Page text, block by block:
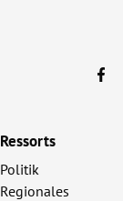
Ressorts
Politik
Regionales